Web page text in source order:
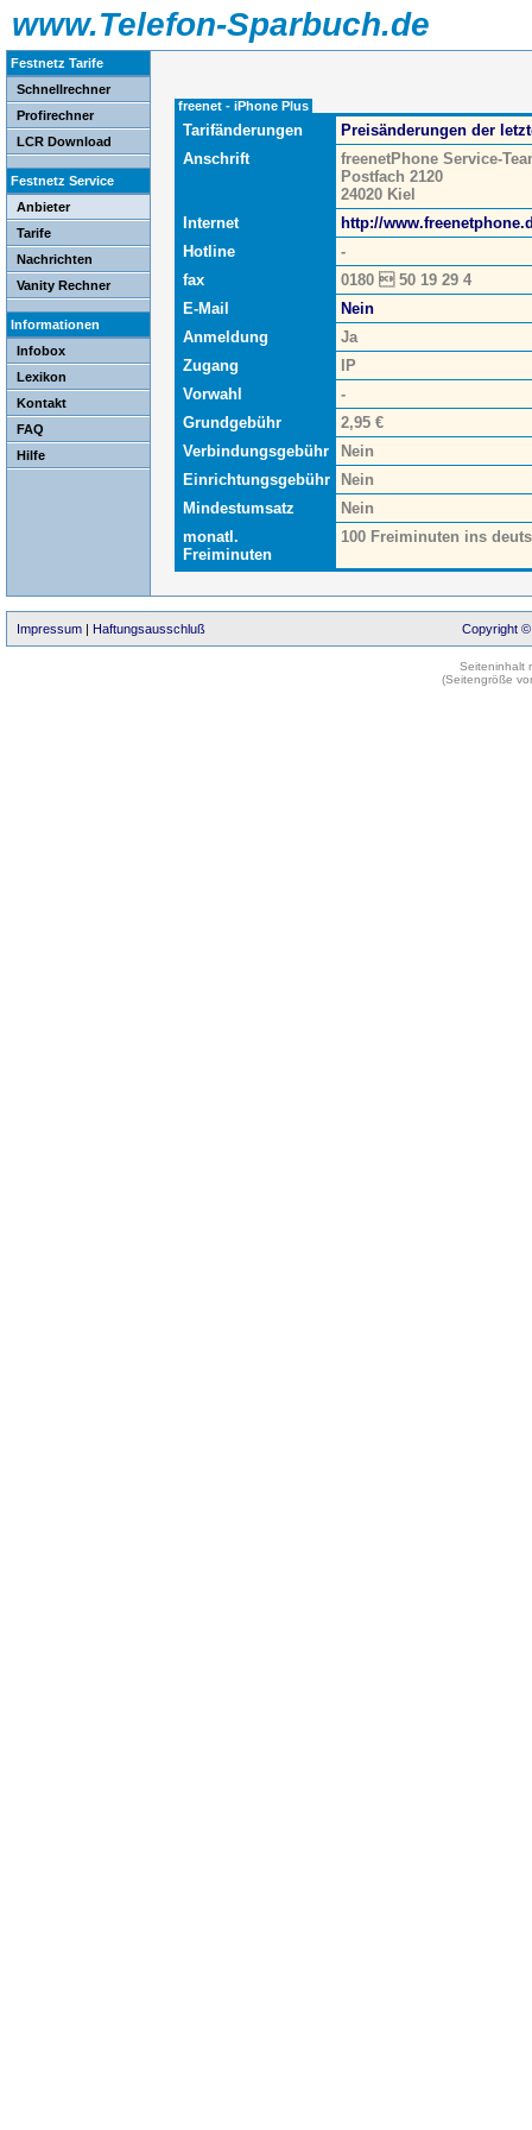
www.Telefon-Sparbuch.de
Festnetz Tarife
Schnellrechner
Profirechner
LCR Download
Festnetz Service
Anbieter
Tarife
Nachrichten
Vanity Rechner
Informationen
Infobox
Lexikon
Kontakt
FAQ
Hilfe
freenet - iPhone Plus
Tarifänderungen
Preisänderungen der
Anschrift
freenetPhone Service-
Postfach 2120
24020 Kiel
Internet
http://
Hotline
-
fax
0180  50 19 29 4
E-Mail
Nein
Anmeldung
Ja
Zugang
IP
Vorwahl
-
Grundgebühr
2,95 €
Verbindungsgebühr
Nein
Einrichtungsgebühr
Nein
Mindestumsatz
Nein
monatl.
Freiminuten
100 Freiminuten ins
Impressum | Haftungsausschluß Copyright ©
Seiteninhalt
(Seitengröße